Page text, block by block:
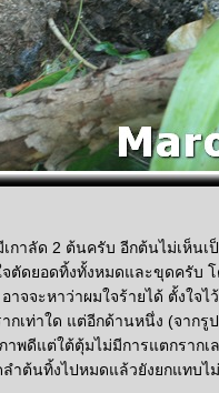
กาลัด 2 ต้นครับ อีกต้นไม่เห็น
ดยอดทิ้งทั้งหมดและขุดครับ โ
จจะหาว่าผมใจร้ายได้ ตั้งใจ
เท่าใด แต่อีกด้านหนึ่ง (จาก
พดีแต่ใต้ตุ้มไม่มีการแตกรากเ
ลำต้นทิ้งไปหมดแล้วยังยกแทบ